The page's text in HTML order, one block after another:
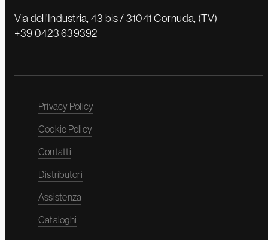
Via dell’Industria, 43 bis / 31041 Cornuda, (TV)
+39 0423 639392
Privacy Policy
Cookie Policy
Contatti
Distributori
Assistenza
Cataloghi